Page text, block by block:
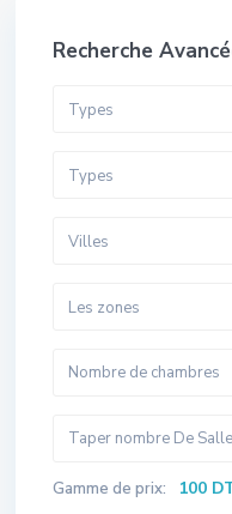
Recherche
Types
Types
Villes
Les zones
Gamme de prix: 100